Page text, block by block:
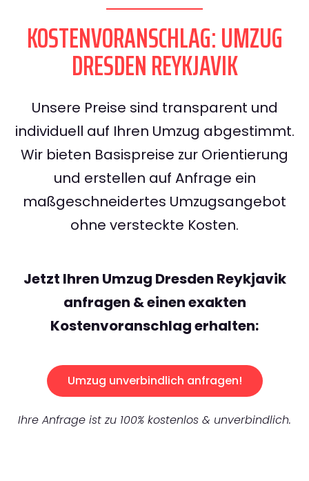
KOSTENVORANSCHLAG: UMZUG
DRESDEN REYKJAVIK
Unsere Preise sind transparent und
individuell auf Ihren Umzug abgestimmt.
Wir bieten Basispreise zur Orientierung
und erstellen auf Anfrage ein
maßgeschneidertes Umzugsangebot
ohne versteckte Kosten.
Jetzt Ihren Umzug Dresden Reykjavik
anfragen & einen exakten
Kostenvoranschlag erhalten:
Umzug unverbindlich anfragen!
Ihre Anfrage ist zu 100% kostenlos & unverbindlich.